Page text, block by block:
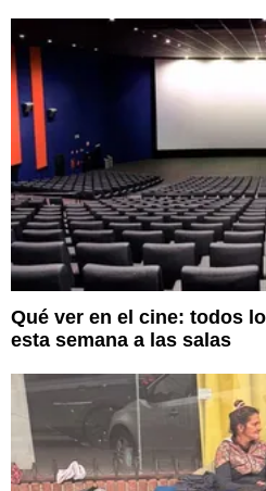
Qué ver en el cine: todos
esta semana a las salas